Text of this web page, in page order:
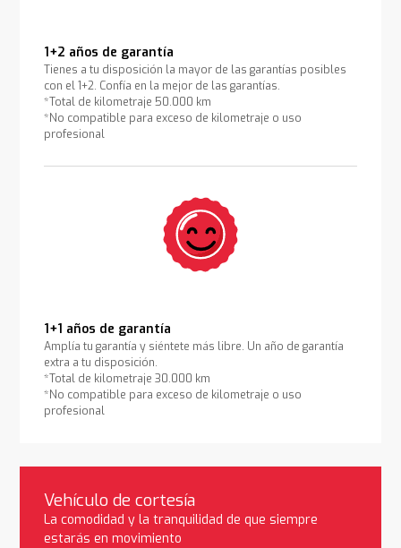
1+2 años de garantía
Tienes a tu disposición la mayor de las garantías posibles
con el 1+2. Confía en la mejor de las garantías.
*Total de kilometraje 50.000 km
*No compatible para exceso de kilometraje o uso
profesional
1+1 años de garantía
Amplía tu garantía y siéntete más libre. Un año de garantía
extra a tu disposición.
*Total de kilometraje 30.000 km
*No compatible para exceso de kilometraje o uso
profesional
Vehículo de cortesía
La comodidad y la tranquilidad de que siempre
estarás en movimiento